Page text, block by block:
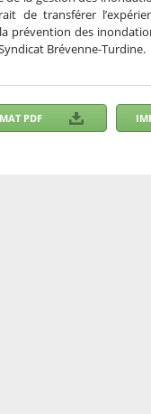
de transférer
prévention des
Brévenne-Turdine.